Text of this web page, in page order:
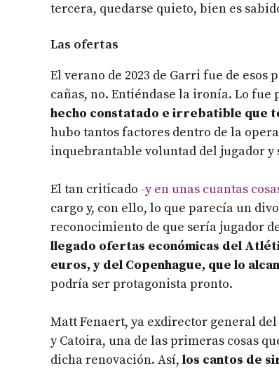
tercera, quedarse quieto, bien es
Las ofertas
El verano de 2023 de Garri fue de
cañas, no. Entiéndase la ironía. Lo fue
hecho constatado e irrebatible que
hubo tantos factores dentro de la
inquebrantable voluntad del jugador y
El tan criticado -y en unas cuantas
cargo y, con ello, lo que parecía un
reconocimiento de que sería jugador
llegado ofertas económicas del
euros, y del Copenhague, que lo
podría ser protagonista pronto.
Matt Fenaert, ya exdirector general
y Catoira, una de las primeras cosas
dicha renovación. Así, los cantos de